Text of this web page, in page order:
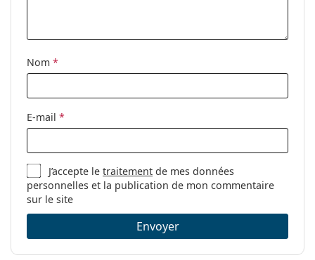
Nom *
E-mail *
J’accepte letraitement de mes données
personnelles et la publication de mon commentaire
sur le site
Envoyer